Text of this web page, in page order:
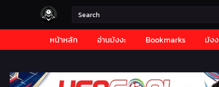
หน้าหลัก อ่านมังงะ Bookmarks มังง